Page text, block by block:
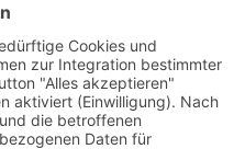
verarbeiten wir und die
personenbezogenen Daten
Informationen zu
können Sie
unserer
können Ihre Einwilligung